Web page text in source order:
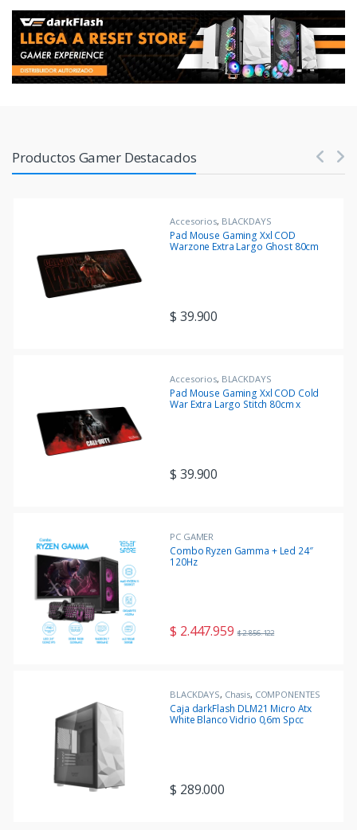
Products Carousel
Productos Gamer Destacados
Accesorios, BLACKDAYS
Pad Mouse Gaming Xxl COD
Warzone Extra Largo Ghost 80cm
$ 39.900
Accesorios, BLACKDAYS
Pad Mouse Gaming Xxl COD Cold
War Extra Largo Stitch 80cm x
$ 39.900
PC GAMER
Combo Ryzen Gamma + Led 24″
120Hz
$ 2.447.959 $2.856.122
BLACKDAYS, Chasis, COMPONENTES
Caja darkFlash DLM21 Micro Atx
White Blanco Vidrio 0,6m Spcc
$ 289.000